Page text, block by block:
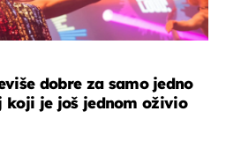
dobre za samo jedno
koji je još jednom oživio